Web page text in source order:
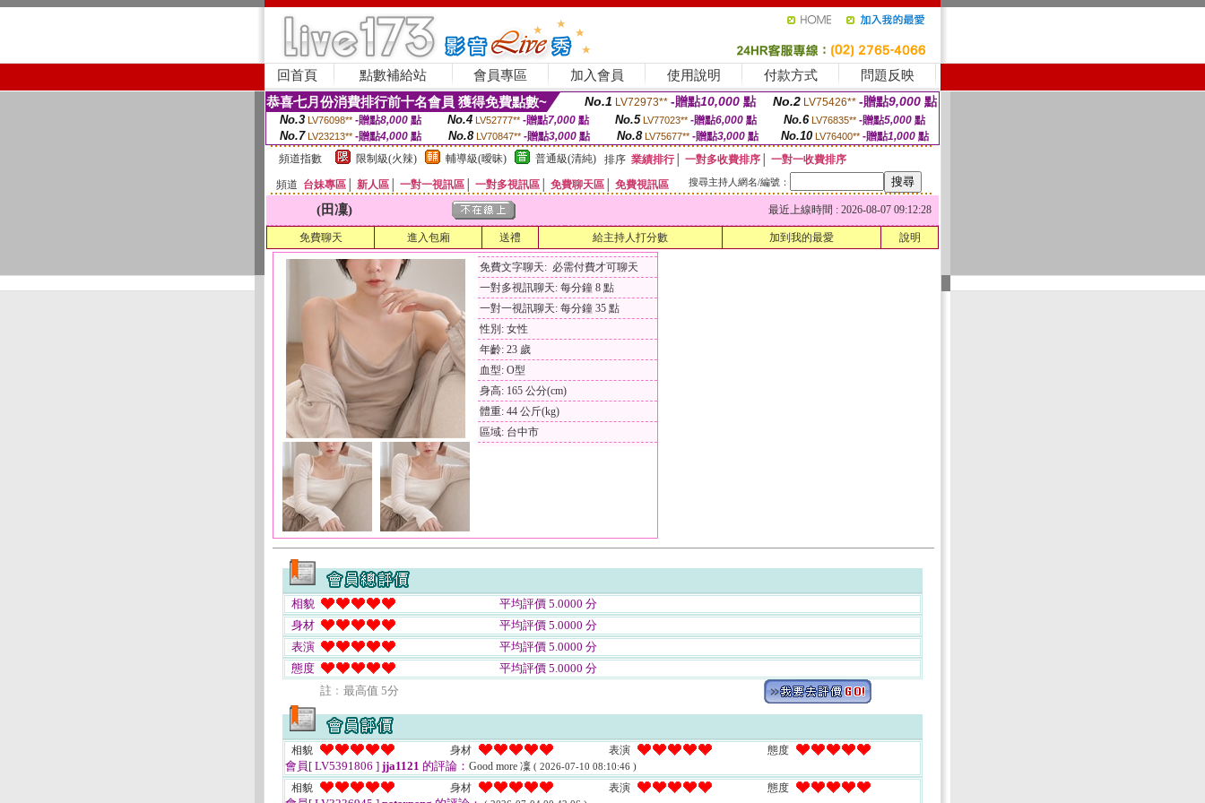
回首頁 點數補給站 會員專區 加入會員 使用說明 付款方式 問題反映
恭喜七月份消費排行前十名會員 獲得免費點數~ No.1 LV72973** -贈點10,000 點 No.2 LV75426** -贈點9,000 點
No.3 LV76098** -贈點8,000點 No.4 LV52777** -贈點7,000點 No.5 LV77023** -贈點6,000點 No.6 LV76835** -贈點5,000點
No.7 LV23213** -贈點4,000 點 No.8 LV70847** -贈點3,000 點 No.8 LV75677** -贈點3,000點 No.10 LV76400** -贈點1,000 點
頻道指數
限制級(火辣) 輔導級(曖昧) 普通級(清純) 排序 業績排行│ 一對多收費排序
一對一收費排序
頻道 台妹專區 新人區 一對一視訊區 一對多視訊區 免費聊天區 免費視訊區 搜尋主持人網名/編號：
(田凜) 最近上線時間 : 2026-08-07 09:12:28
免費聊天 進入包廂 送禮 給主持人打分數 加到我的最愛 說明
免費文字聊天: 必需付費才可聊天
一對多視訊聊天: 每分鐘 8 點
一對一視訊聊天: 每分鐘 35 點
性別: 女性
年齡: 23 歲
血型: O型
身高: 165 公分(cm)
體重: 44 公斤(kg)
區域: 台中市
相貌
平均評價 5.0000 分
身材
平均評價 5.0000 分
表演
平均評價 5.0000 分
態度
平均評價 5.0000 分
註﹕最高值 5分
相貌 身材 表演 態度
會員[ LV5391806 ] jja1121 的評論： Good more 凜 ( 2026-07-10 08:10:46 )
相貌 身材 表演 態度